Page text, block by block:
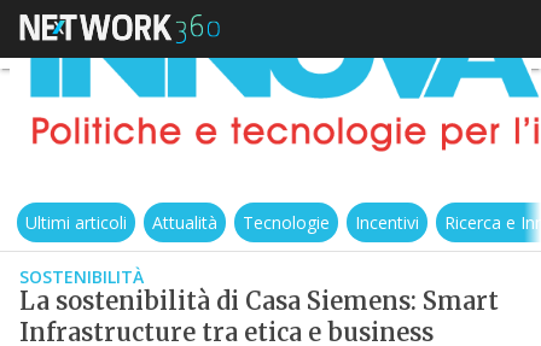
Ultimi articoli Attualità Tecnologie Incentivi Ricerca e
SOSTENIBILITÀ
La sostenibilità di Casa Siemens: Smart
Infrastructure tra etica e business